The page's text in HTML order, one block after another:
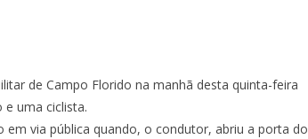
de Campo Florido na manhã desta quinta-feira
uma ciclista.
via pública quando, o condutor, abriu a porta do